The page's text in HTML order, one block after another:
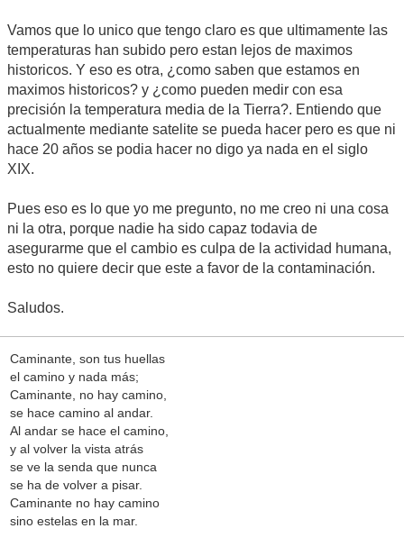
Vamos que lo unico que tengo claro es que ultimamente las
temperaturas han subido pero estan lejos de maximos
historicos. Y eso es otra, ¿como saben que estamos en
maximos historicos? y ¿como pueden medir con esa
precisión la temperatura media de la Tierra?. Entiendo que
actualmente mediante satelite se pueda hacer pero es que ni
hace 20 años se podia hacer no digo ya nada en el siglo
XIX.
Pues eso es lo que yo me pregunto, no me creo ni una cosa
ni la otra, porque nadie ha sido capaz todavia de
asegurarme que el cambio es culpa de la actividad humana,
esto no quiere decir que este a favor de la contaminación.
Saludos.
Caminante, son tus huellas
el camino y nada más;
Caminante, no hay camino,
se hace camino al andar.
Al andar se hace el camino,
y al volver la vista atrás
se ve la senda que nunca
se ha de volver a pisar.
Caminante no hay camino
sino estelas en la mar.